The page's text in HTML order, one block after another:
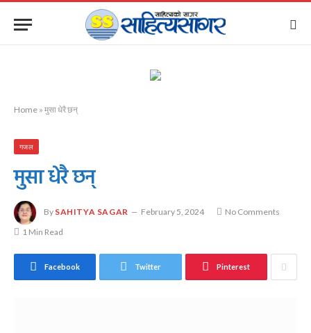
Home » मुसा धेरै छन्
गजल
मुसा धेरै छन्
By SAHITYA SAGAR February 5, 2024
No Comments
1 Min Read
Facebook Twitter Pinterest